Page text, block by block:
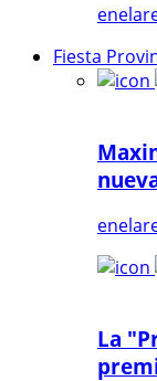
Fiesta
La